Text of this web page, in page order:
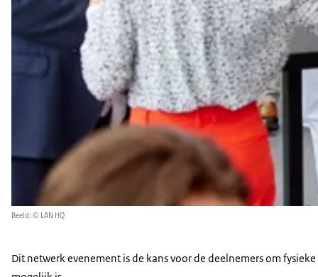
Beeld: © LAN HQ
Dit netwerk evenement is de kans voor de deelnemers om